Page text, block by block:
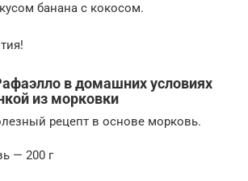
банана с кокосом.
в домашних условиях
из морковки
рецепт в основе морковь.
— 200 г